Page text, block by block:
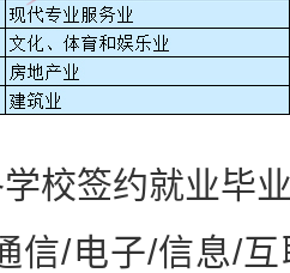
签约就业毕业
信/电子/信息/